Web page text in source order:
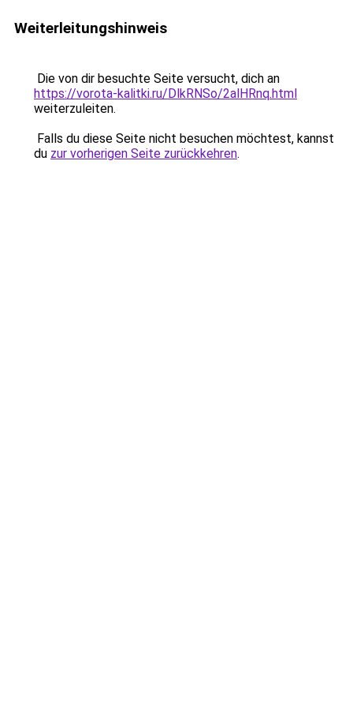
Weiterleitungshinweis
Die von dir besuchte Seite versucht, dich an
https://vorota-kalitki.ru/DlkRNSo/2alHRnq.html
weiterzuleiten.
Falls du diese Seite nicht besuchen möchtest, kannst
du zur vorherigen Seite zurückkehren.